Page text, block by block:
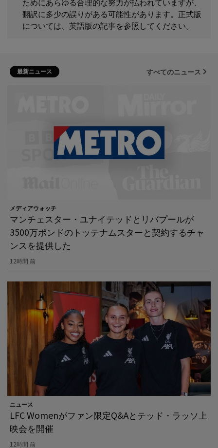
翻訳に多少の誤りがある可能性があります。正式版
については、英語版の記事を参照してください。
最新ニュース すべてのニュース
メディアウォッチ
マンチェスター・ユナイテッドとリバプールが
3500万ポンドのトッテナムスターと契約するチャ
ンスを提供した
12時間 前
ニュース
LFC Womenがファン限定Q&Aとテッド・ラッソ上
映会を開催
12時間 前